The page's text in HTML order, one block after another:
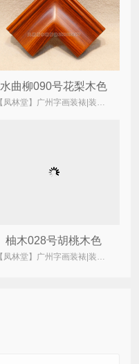
水曲柳090号花梨木色
【凤林堂】广州字画装裱|装裱店|裱画|书画装裱|国画装裱
柚木028号胡桃木色
【凤林堂】广州字画装裱|装裱店|裱画|书画装裱|国画装裱